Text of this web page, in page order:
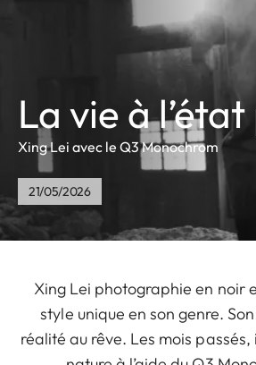
La vie à
Xing Lei avec le Q3 Monochrom
21/05/2026
Xing Lei photographie en noir
style unique en son genre.
réalité au rêve. Les mois